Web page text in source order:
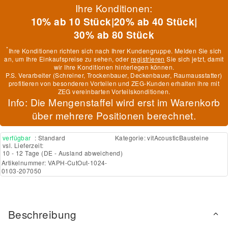
Ihre Konditionen:
10% ab 10 Stück|20% ab 40 Stück|
30% ab 80 Stück
*Ihre Konditionen richten sich nach Ihrer Kundengruppe. Melden Sie sich
an, um Ihre Einkaufspreise zu sehen, oderregistrieren Sie sich jetzt, damit
wir Ihre Konditionen hinterlegen können.
P.S. Verarbeiter (Schreiner, Trockenbauer, Deckenbauer, Raumausstatter)
profitieren von besonderen Vorteilen und ZEG-Kunden erhalten ihre mit
ZEG vereinbarten Vorteilskonditionen.
Info: Die Mengenstaffel wird erst im Warenkorb
über mehrere Positionen berechnet.
verfügbar : Standard
vsl. Lieferzeit:
10 - 12 Tage (DE - Ausland abweichend)
Kategorie:vitAcousticBausteine
Artikelnummer: VAPH-CutOut-1024-
0103-207050
Beschreibung